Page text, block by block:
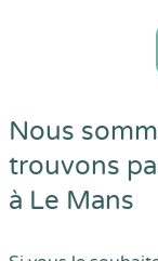
Nous
trouvons
à Le Mans